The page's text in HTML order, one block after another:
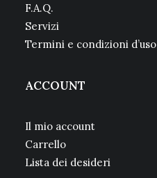
F.A.Q.
Servizi
Termini e condizioni d’uso
ACCOUNT
Il mio account
Carrello
Lista dei desideri